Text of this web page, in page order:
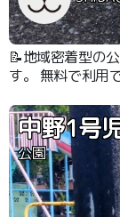
📝地域密着型の
す。 無料で利用
中野1号
公園